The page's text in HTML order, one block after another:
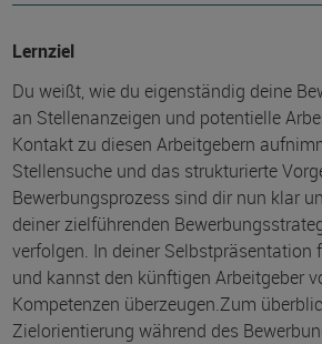
Lernziel
Du weißt, wie du eigenständig deine
an Stellenanzeigen und potentielle
Kontakt zu diesen Arbeitgebern
Stellensuche und das strukturierte
Bewerbungsprozess sind dir nun klar
deiner zielführenden
verfolgen. In deiner Selbstpräsentation
und kannst den künftigen Arbeitgeber
Kompetenzen überzeugen.Zum
Zielorientierung während des